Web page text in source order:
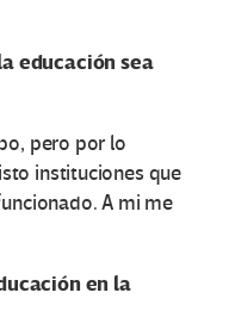
educación sea
pero por lo
instituciones que
A mi me
en la